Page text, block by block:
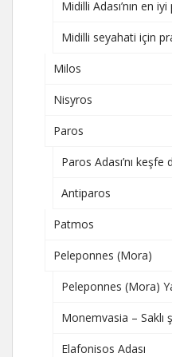
Midilli Adası’nın en iyi
Midilli seyahati için
Milos
Nisyros
Paros
Paros Adası’nı
Antiparos
Patmos
Peleponnes (Mora)
Peleponnes (Mora)
Monemvasia – Saklı
Elafonisos Adası